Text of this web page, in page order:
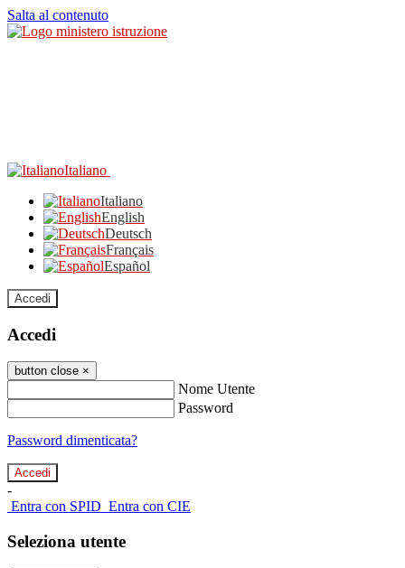
Salta al contenuto
Italiano
Italiano
English
Deutsch
Français
Español
Accedi
Accedi
button close ×
Nome Utente
Password
Password dimenticata?
-
Entra con SPID Entra con CIE
Seleziona utente